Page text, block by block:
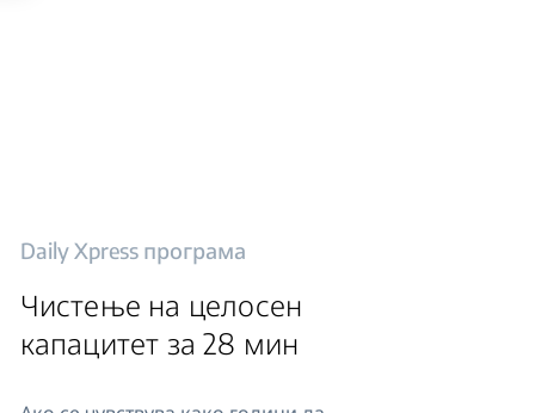
Daily Xpress програма
Чистење на целосен
капацитет за 28 мин